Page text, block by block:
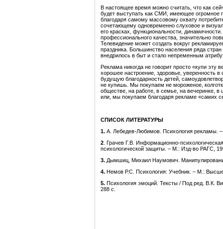
В настоящее время можно считать, что как
будет выступать как СМИ, имеющее
благодаря самому массовому охвату
сочетающему одновременно слуховое и
его красках, функциональности,
профессионального качества, значительно
Телевидение может создать вокруг
праздника. Большинство населения ряда
внедрилось в быт и стало непременным
Реклама никогда не говорит просто «купи
хорошее настроение, здоровье, уверенность в
будущую благодарность детей,
не купишь. Мы покупаем не мороженое,
обществе, на работе, в семье, на вечеринке,
или, мы покупаем благодаря рекламе «самих
СПИСОК ЛИТЕРАТУРЫ
1. А. Лебедев-Любимов. Психология рекламы.
2 . Грачев Г.В. Информационно-
психологической защиты. – М.: Изд-во РАГС,
3. Дымшиц, Михаил Наумович.
4. Немов Р.С. Психология: Учебник. – М.:
5. Психология эмоций. Тексты / Под ред. В.К.
288 с.